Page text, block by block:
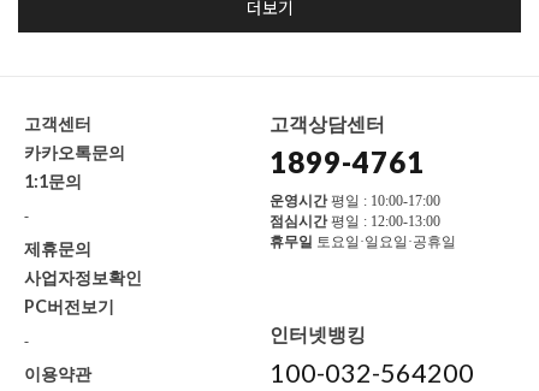
더보기
고객센터
카카오톡문의
1:1문의
-
제휴문의
사업자정보확인
PC버전보기
-
이용약관
고객상담센터
1899-4761
운영시간평일 : 10:00-17:00
점심시간평일 : 12:00-13:00
휴무일 토요일·일요일·공휴일
인터넷뱅킹
100-032-564200